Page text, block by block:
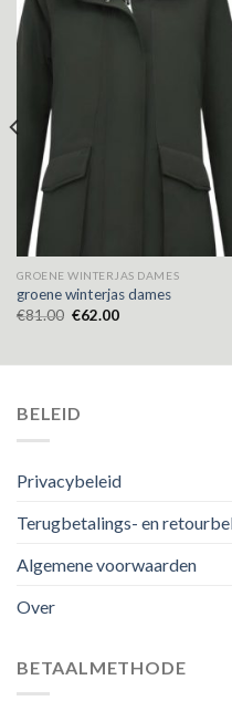
GROENE WINTERJAS DAMES
groene winterjas dames
€81.00 €62.00
BELEID
Privacybeleid
Terugbetalings- en
Algemene voorwaarden
Over
BETAALMETHODE